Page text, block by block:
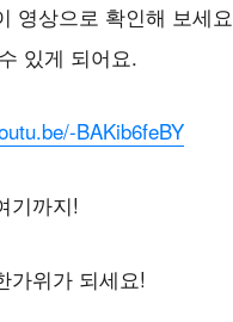
영상으로 확인해 보세요
수 있게 되어요.
BAKib6feBY
기까지!
가위가 되세요!